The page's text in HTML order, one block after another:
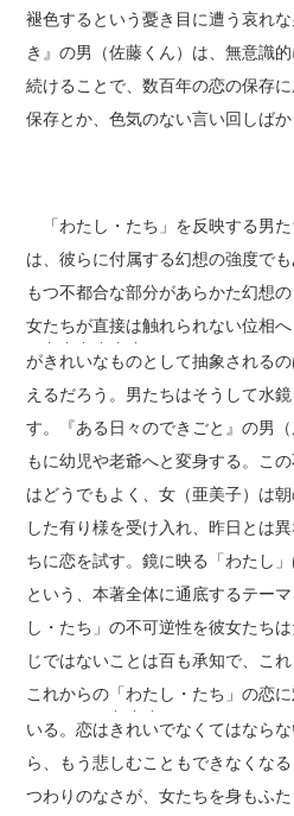
褪色するという憂き目に遭う哀れ
き』の男（佐藤くん）は、無意識
続けることで、数百年の恋の保存に
保存とか、色気のない言い回しばか
「わたし・たち」を反映する男
は、彼らに付属する幻想の強度で
もつ不都合な部分があらかた幻想
女たちが直接は触れられない位相
がきれいなもの
・ ・ ・ ・ ・ ・
として抽象される
えるだろう。男たちはそうして水
す。『ある日々のできごと』の男
もに幼児や老爺へと変身する。こ
はどうでもよく、女（亜美子）は
した有り様を受け入れ、昨日とは
ちに恋を試す。鏡に映る「わたし
という、本著全体に通底するテー
し・たち」の不可逆性を彼女たち
じではないことは百も承知で、こ
これからの「わたし・たち」の恋
いる。恋はきれい
・ ・ ・
でなくてはならな
ら、もう悲しむこともできなくな
つわりのなさが、女たちを身もふ